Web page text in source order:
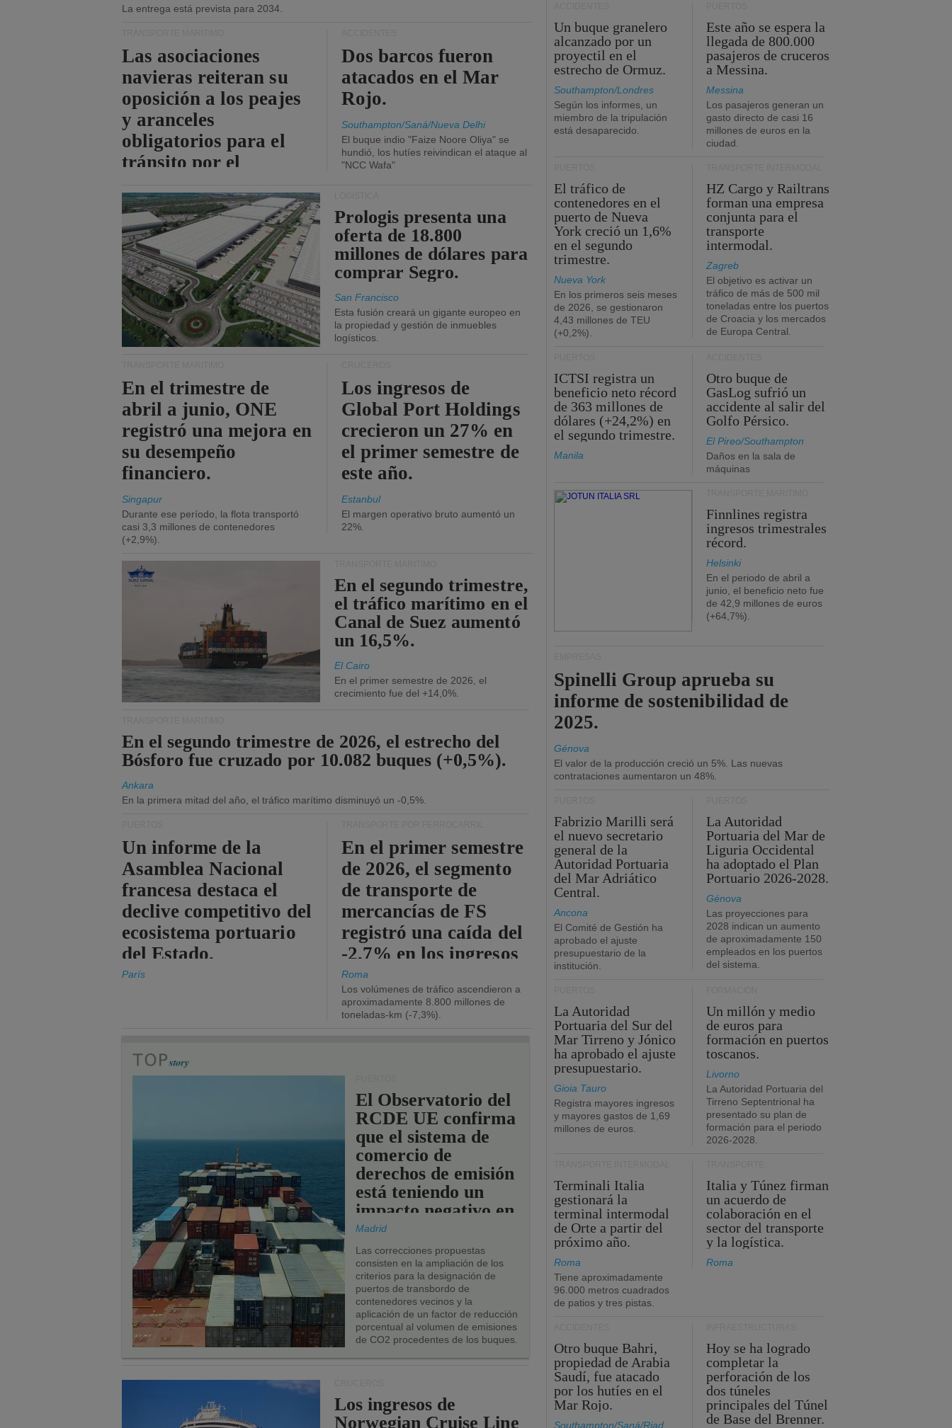
La entrega está prevista para 2034.
Las asociaciones
navieras reiteran su
oposición a los peajes
y aranceles
obligatorios para el
tránsito por el
Dos barcos fueron
atacados en el Mar
Rojo.
Southampton/Saná/Nueva Delhi
El buque indio "Faize Noore Oliya" se
hundió, los hutíes reivindican el ataque al
"NCC Wafa"
Prologis presenta una
oferta de 18.800
millones de dólares para
comprar Segro.
San Francisco
Esta fusión creará un gigante europeo en
la propiedad y gestión de inmuebles
logísticos.
En el trimestre de
abril a junio, ONE
registró una mejora en
su desempeño
financiero.
Singapur
Durante ese período, la flota transportó
casi 3,3 millones de contenedores
(+2,9%).
Los ingresos de
Global Port Holdings
crecieron un 27% en
el primer semestre de
este año.
Estanbul
El margen operativo bruto aumentó un
22%.
En el segundo trimestre,
el tráfico marítimo en el
Canal de Suez aumentó
un 16,5%.
El Cairo
En el primer semestre de 2026, el
crecimiento fue del +14,0%.
En el segundo trimestre de 2026, el estrecho del
Bósforo fue cruzado por 10.082 buques (+0,5%).
Ankara
En la primera mitad del año, el tráfico marítimo disminuyó un -0,5%.
Un informe de la
Asamblea Nacional
francesa destaca el
declive competitivo del
ecosistema portuario
del Estado.
París
En el primer semestre
de 2026, el segmento
de transporte de
mercancías de FS
registró una caída del
-2,7% en los ingresos
operativos.
Roma
Los volúmenes de tráfico ascendieron a
aproximadamente 8.800 millones de
toneladas-km (-7,3%).
El Observatorio del
RCDE UE confirma
que el sistema de
comercio de
derechos de emisión
está teniendo un
impacto negativo en
los puertos de la
UE.
Madrid
Las correcciones propuestas
consisten en la ampliación de los
criterios para la designación de
puertos de transbordo de
contenedores vecinos y la
aplicación de un factor de reducción
porcentual al volumen de emisiones
de CO2 procedentes de los buques.
Los ingresos de
Norwegian Cruise Line
Un buque granelero
alcanzado por un
proyectil en el
estrecho de Ormuz.
Southampton/Londres
Según los informes, un
miembro de la tripulación
está desaparecido.
Este año se espera la
llegada de 800.000
pasajeros de cruceros
a Messina.
Messina
Los pasajeros generan un
gasto directo de casi 16
millones de euros en la
ciudad.
El tráfico de
contenedores en el
puerto de Nueva
York creció un 1,6%
en el segundo
trimestre.
Nueva York
En los primeros seis meses
de 2026, se gestionaron
4,43 millones de TEU
(+0,2%).
HZ Cargo y Railtrans
forman una empresa
conjunta para el
transporte
intermodal.
Zagreb
El objetivo es activar un
tráfico de más de 500 mil
toneladas entre los puertos
de Croacia y los mercados
de Europa Central.
ICTSI registra un
beneficio neto récord
de 363 millones de
dólares (+24,2%) en
el segundo trimestre.
Manila
Otro buque de
GasLog sufrió un
accidente al salir del
Golfo Pérsico.
El Pireo/Southampton
Daños en la sala de
máquinas
Finnlines registra
ingresos trimestrales
récord.
Helsinki
En el periodo de abril a
junio, el beneficio neto fue
de 42,9 millones de euros
(+64,7%).
Spinelli Group aprueba su
informe de sostenibilidad de
2025.
Génova
El valor de la producción creció un 5%. Las nuevas
contrataciones aumentaron un 48%.
Fabrizio Marilli será
el nuevo secretario
general de la
Autoridad Portuaria
del Mar Adriático
Central.
Ancona
El Comité de Gestión ha
aprobado el ajuste
presupuestario de la
institución.
La Autoridad
Portuaria del Mar de
Liguria Occidental
ha adoptado el Plan
Portuario 2026-2028.
Génova
Las proyecciones para
2028 indican un aumento
de aproximadamente 150
empleados en los puertos
del sistema.
La Autoridad
Portuaria del Sur del
Mar Tirreno y Jónico
ha aprobado el ajuste
presupuestario.
Gioia Tauro
Registra mayores ingresos
y mayores gastos de 1,69
millones de euros.
Un millón y medio
de euros para
formación en puertos
toscanos.
Livorno
La Autoridad Portuaria del
Tirreno Septentrional ha
presentado su plan de
formación para el periodo
2026-2028.
Terminali Italia
gestionará la
terminal intermodal
de Orte a partir del
próximo año.
Roma
Tiene aproximadamente
96.000 metros cuadrados
de patios y tres pistas.
Italia y Túnez firman
un acuerdo de
colaboración en el
sector del transporte
y la logística.
Roma
Otro buque Bahri,
propiedad de Arabia
Saudí, fue atacado
por los hutíes en el
Mar Rojo.
Southampton/Saná/Riad
Hoy se ha logrado
completar la
perforación de los
dos túneles
principales del Túnel
de Base del Brenner.